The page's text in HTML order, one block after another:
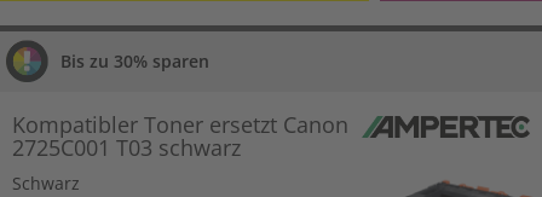
Bis zu 30% sparen
Kompatibler Toner ersetzt Canon
2725C001 T03 schwarz
Schwarz